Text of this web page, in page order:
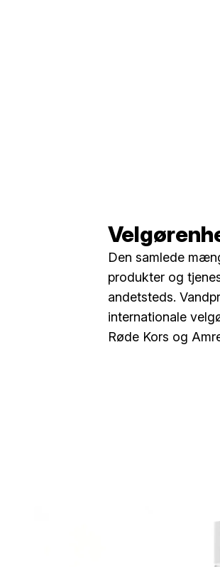
Den samlede
produkter og
andetsteds.
internationale
Røde Kors og